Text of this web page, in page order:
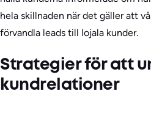
hela skillnaden när det gäller att
förvandla leads till lojala kunder.
Strategier för att
kundrelationer